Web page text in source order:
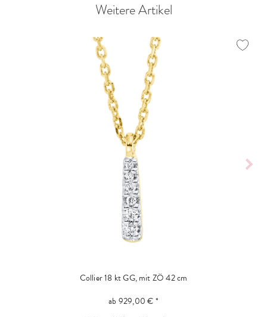
Weitere Artikel
Collier 18 kt GG, mit ZÖ 42 cm
ab 929,00 € *